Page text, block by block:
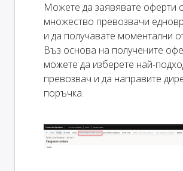
Можете да заявявате оферти
множество превозвачи
и да получавате моментални
Въз основа на получените
можете да изберете най-
превозвач и да направите
поръчка.